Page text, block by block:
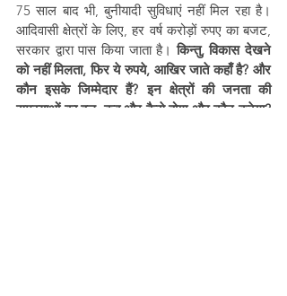
75 साल बाद भी, बुनीयादी सुविधाएं नहीं मिल रहा है।
आदिवासी क्षेत्रों के लिए, हर वर्ष करोड़ों रुपए का बजट,
सरकार द्वारा पास किया जाता है। किन्तु, विकास देखने
को नहीं मिलता, फिर ये रुपये, आखिर जाते कहाँ है? और
कौन इसके जिम्मेदार हैं? इन क्षेत्रों की जनता की
समस्याओं का हल, कब और कैसे होगा और कौन करेगा?